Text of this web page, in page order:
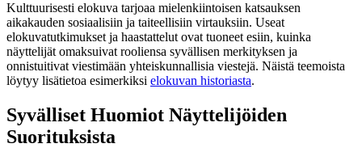
Kulttuurisesti elokuva tarjoaa mielenkiintoisen katsauksen
aikakauden sosiaalisiin ja taiteellisiin virtauksiin. Useat
elokuvatutkimukset ja haastattelut ovat tuoneet esiin, kuinka
näyttelijät omaksuivat rooliensa syvällisen merkityksen ja
onnistuitivat viestimään yhteiskunnallisia viestejä. Näistä teemoista
löytyy lisätietoa esimerkiksi elokuvan historiasta.
Syvälliset Huomiot Näyttelijöiden
Suorituksista